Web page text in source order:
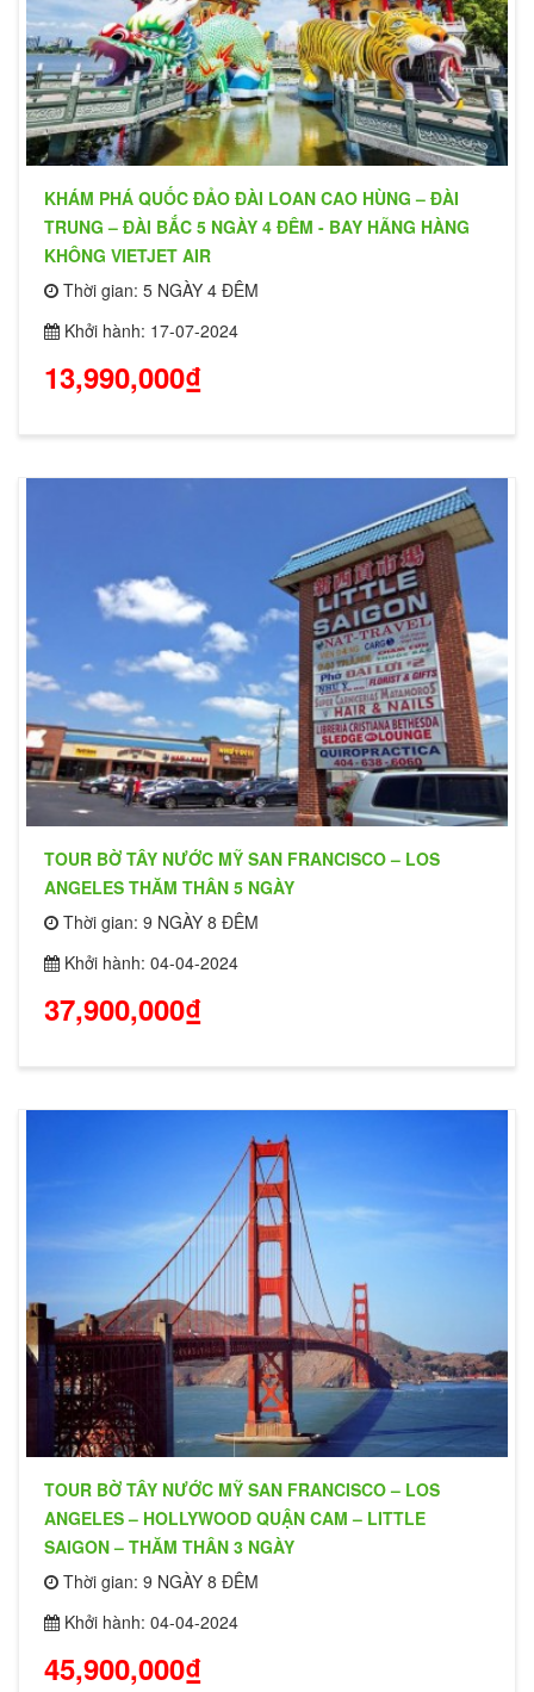
KHÁM PHÁ QUỐC ĐẢO ĐÀI LOAN CAO HÙNG – ĐÀI
TRUNG – ĐÀI BẮC 5 NGÀY 4 ĐÊM - BAY HÃNG HÀNG
KHÔNG VIETJET AIR
Thời gian: 5 NGÀY 4 ĐÊM
Khởi hành: 17-07-2024
13,990,000₫
TOUR BỜ TÂY NƯỚC MỸ SAN FRANCISCO – LOS
ANGELES THĂM THÂN 5 NGÀY
Thời gian: 9 NGÀY 8 ĐÊM
Khởi hành: 04-04-2024
37,900,000₫
TOUR BỜ TÂY NƯỚC MỸ SAN FRANCISCO – LOS
ANGELES – HOLLYWOOD QUẬN CAM – LITTLE
SAIGON – THĂM THÂN 3 NGÀY
Thời gian: 9 NGÀY 8 ĐÊM
Khởi hành: 04-04-2024
45,900,000₫